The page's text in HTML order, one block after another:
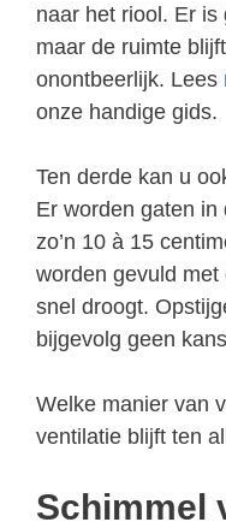
naar het riool. Er
maar de ruimte
onontbeerlijk. Lees
onze handige gids.
Ten derde kan u
Er worden gaten
zo’n 10 à 15
worden gevuld
snel droogt.
bijgevolg geen
Welke manier van
ventilatie blijft ten
Schimmel